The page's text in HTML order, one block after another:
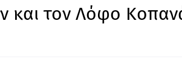
και τον Λόφο